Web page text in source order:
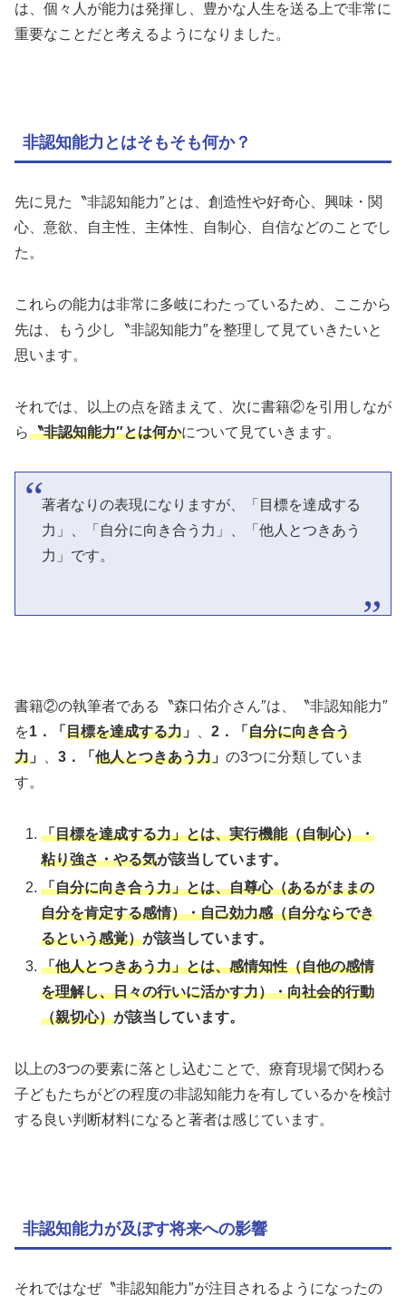
は、個々人が能力は発揮し、豊かな人生を送る上で非常に
重要なことだと考えるようになりました。
非認知能力とはそもそも何か？
先に見た〝非認知能力″とは、創造性や好奇心、興味・関
心、意欲、自主性、主体性、自制心、自信などのことでし
た。
これらの能力は非常に多岐にわたっているため、ここから
先は、もう少し〝非認知能力″を整理して見ていきたいと
思います。
それでは、以上の点を踏まえて、次に書籍②を引用しなが
ら〝非認知能力″とは何かについて見ていきます。
著者なりの表現になりますが、「目標を達成する
力」、「自分に向き合う力」、「他人とつきあう
力」です。
書籍②の執筆者である〝森口佑介さん″は、〝非認知能力″
を1．「 目標を達成する力 」 2．「 自分に向き合う
力 」 3．「 他人とつきあう力 」 の3つに分類していま
す。
「目標を達成する力」とは、実行機能（自制心）・
粘り強さ・やる気が該当しています。
「自分に向き合う力」とは、自尊心（あるがままの
自分を肯定する感情）・自己効力感（自分ならでき
るという感覚）が該当しています。
「他人とつきあう力」とは、感情知性（自他の感情
を理解し、日々の行いに活かす力）・向社会的行動
（親切心）が該当しています。
以上の3つの要素に落とし込むことで、療育現場で関わる
子どもたちがどの程度の非認知能力を有しているかを検討
する良い判断材料になると著者は感じています。
非認知能力が及ぼす将来への影響
それではなぜ〝非認知能力″が注目されるようになったの